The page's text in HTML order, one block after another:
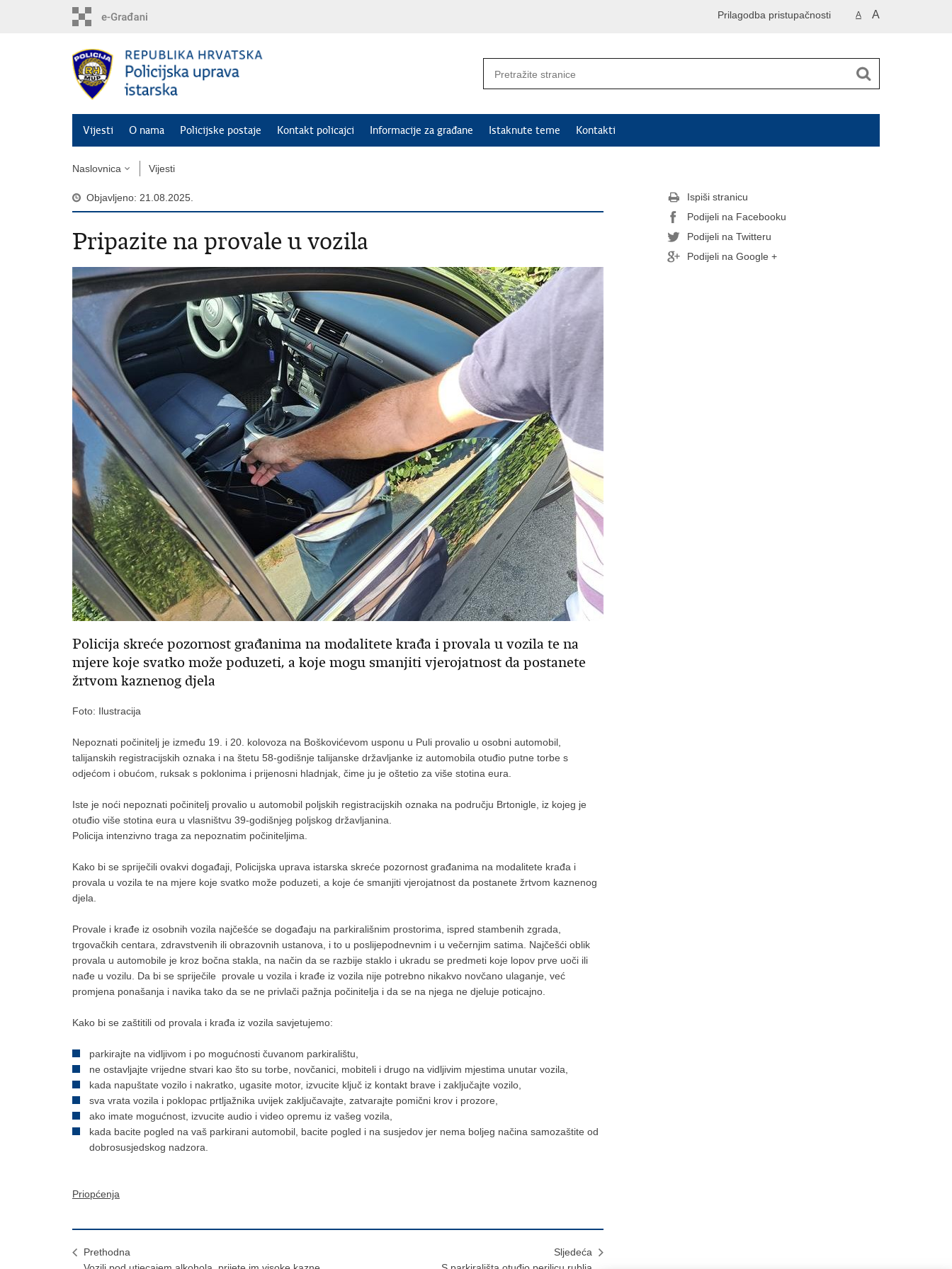
A A
Prilagodba pristupačnosti
Vijesti O nama Policijske postaje Kontakt policajci Informacije za građane Istaknute teme Kontakti
Naslovnica Vijesti
Objavljeno: 21.08.2025.
Pripazite na provale u vozila
Policija skreće pozornost građanima na modalitete krađa i provala u vozila te na
mjere koje svatko može poduzeti, a koje mogu smanjiti vjerojatnost da postanete
žrtvom kaznenog djela
Foto: Ilustracija
Nepoznati počinitelj je između 19. i 20. kolovoza na Boškovićevom usponu u Puli provalio u osobni automobil,
talijanskih registracijskih oznaka i na štetu 58-godišnje talijanske državljanke iz automobila otuđio putne torbe s
odjećom i obućom, ruksak s poklonima i prijenosni hladnjak, čime ju je oštetio za više stotina eura.
Iste je noći nepoznati počinitelj provalio u automobil poljskih registracijskih oznaka na području Brtonigle, iz kojeg je
otuđio više stotina eura u vlasništvu 39-godišnjeg poljskog državljanina.
Policija intenzivno traga za nepoznatim počiniteljima.
Kako bi se spriječili ovakvi događaji, Policijska uprava istarska skreće pozornost građanima na modalitete krađa i
provala u vozila te na mjere koje svatko može poduzeti, a koje će smanjiti vjerojatnost da postanete žrtvom kaznenog
djela.
Provale i krađe iz osobnih vozila najčešće se događaju na parkirališnim prostorima, ispred stambenih zgrada,
trgovačkih centara, zdravstvenih ili obrazovnih ustanova, i to u poslijepodnevnim i u večernjim satima. Najčešći oblik
provala u automobile je kroz bočna stakla, na način da se razbije staklo i ukradu se predmeti koje lopov prve uoči ili
nađe u vozilu. Da bi se spriječile provale u vozila i krađe iz vozila nije potrebno nikakvo novčano ulaganje, već
promjena ponašanja i navika tako da se ne privlači pažnja počinitelja i da se na njega ne djeluje poticajno.
Kako bi se zaštitili od provala i krađa iz vozila savjetujemo:
parkirajte na vidljivom i po mogućnosti čuvanom parkiralištu,
ne ostavljajte vrijedne stvari kao što su torbe, novčanici, mobiteli i drugo na vidljivim mjestima unutar vozila,
kada napuštate vozilo i nakratko, ugasite motor, izvucite ključ iz kontakt brave i zaključajte vozilo,
sva vrata vozila i poklopac prtljažnika uvijek zaključavajte, zatvarajte pomični krov i prozore,
ako imate mogućnost, izvucite audio i video opremu iz vašeg vozila,
kada bacite pogled na vaš parkirani automobil, bacite pogled i na susjedov jer nema boljeg načina samozaštite od
dobrosusjedskog nadzora.
Priopćenja
Prethodna
Sljedeća
Ispiši stranicu
Podijeli na Facebooku
Podijeli na Twitteru
Podijeli na Google +